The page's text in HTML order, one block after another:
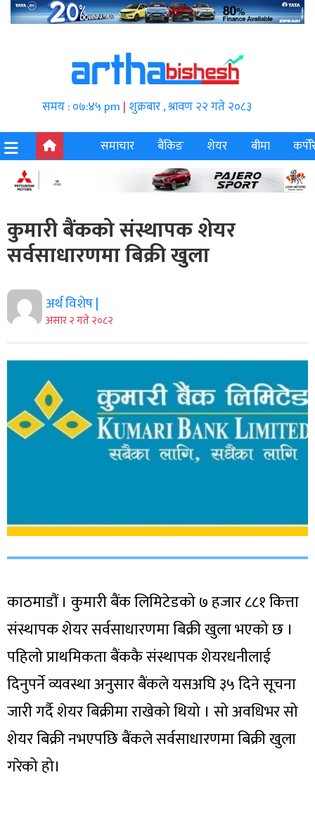
समय : ०७:४५ pm | शुक्रबार , श्रावण २२ गते २०८३
समाचार
बैंकिङ शेयर बीमा
कुमारी बैंकको संस्थापक शेयर
सर्वसाधारणमा बिक्री खुला
अर्थ विशेष |
असार २ गते २०८२
काठमाडौं । कुमारी बैंक लिमिटेडको ७ हजार ८८१ कित्ता
संस्थापक शेयर सर्वसाधारणमा बिक्री खुला भएको छ ।
पहिलो प्राथमिकता बैंककै संस्थापक शेयरधनीलाई
दिनुपर्ने व्यवस्था अनुसार बैंकले यसअघि ३५ दिने सूचना
जारी गर्दै शेयर बिक्रीमा राखेको थियो । सो अवधिभर सो
शेयर बिक्री नभएपछि बैंकले सर्वसाधारणमा बिक्री खुला
गरेको हो।